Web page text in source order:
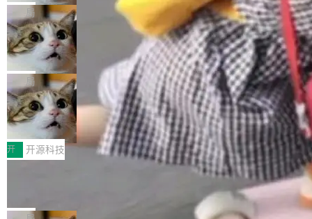
工具升级为企业的质量基础设施。 CIO面对的新
现实 过去两年，CIO们的焦虑清单上多了两项：
一是如何让大模型和智能体应用安全地从PoC走
向生产，二是如何让测试团队跟得上AI应用...
章从一个简单的例子切入。一个网站的深色主题
设置，如果用布尔值 + 可空字段来表示——bool
ean 表示是否可切换，nullable 的默认模式、浅
色方案、深色方案——会产生大量无意义的组
合。方案缺了、配置冲突了、全 null 了。要知道
哪些组合有效，作者说，你得靠"文档、校验、或
者部落知识"。 换个写法。Rust 的 enum，两个
变体：Switchable...
S。如果你只看官方博客，你会觉得这是又一
个"AI 知识库 + 聊天机器人"——每个大厂都在
做，没什么新鲜的。 但 Kenton Varda 在 Twitte
r 上把事情说清楚了： 今天我们发布了 Cloudfla
re OS，一个带连接器的聊天机器人，跟其他所
有科技公司做的一样。只不过，实际上它不一
样。这是 Sandstorm.io 的重制版，我十年前的
那个创业公司。不同的是，这次它构建在 Cloudf
lare Workers 上——我花了九年时间搭建的平台
——并且深度集成了 AI。这基本上是我十年秘密
局
Deno 团队开源 Celld，可自托管的分
布式 Durable Objects
Ryan Dahl 领导的 Deno 团队推出了最新开源项
目 Celld，一个能在自己机器上运行 Cloudflare
Workers 和 Durable Objects 的守护进程。 设
计思路很直接：每个对象是一个独立的 SQLite
数据库，按名称寻址，复制到你自己的 S3 兼容
存储库里。节点之间只通过这个存储库协调——
没有控制平面，没有共识协议。每个对象自带一
个小型数据库，应用天然按分片构建，单个数据
库的竞争和爆炸半径问题在设计层面就被消除
了。 闲置的 cell 会休眠到几乎不占资源。当 cel
局
鲁大师7月新机性能/流畅/AI榜：vivo夺
性能、流畅双第一，三星Galaxy Z系列
新折叠缺席
2026年7月的手机市场，由于存储等硬件成本暴
增，手机厂商的日子也不好过啊，新机速度明显
放缓，因此硝烟味淡了许多。新机参数规格除开
Fold8 / Z Flip8）外，其余要么是中低端机器，
例如iQOO Z11i、REDMI Note 17、REDMI No
开 开源科技
Zed 编辑器团队发布了新项目——DeltaDB，一
个在 git commit 之间记录每一次编辑操作的版